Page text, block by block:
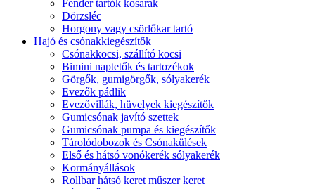
Fender tartók kosarak
Dörzsléc
Horgony vagy csörlőkar tartó
Hajó és csónakkiegészítők
Csónakkocsi, szállító kocsi
Bimini naptetők és tartozékok
Görgők, gumigörgők, sólyakerék
Evezők pádlik
Evezővillák, hüvelyek kiegészítők
Gumicsónak javító szettek
Gumicsónak pumpa és kiegészítők
Tárolódobozok és Csónakülések
Első és hátsó vonókerék sólyakerék
Kormányállások
Rollbar hátsó keret műszer keret